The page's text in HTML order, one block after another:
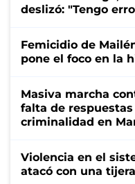
deslizó: "Tengo
Femicidio de
pone el foco en la
Masiva marcha
falta de
criminalidad en
Violencia en el
atacó con una